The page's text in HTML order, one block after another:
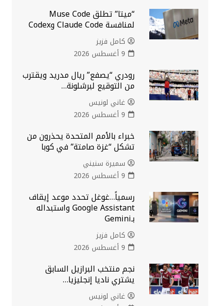
“ميتا” تطلق Muse Code
لمنافسة Claude Code وCodex
كامل فزيز
9 أغسطس 2026
رودري “يصفع” ريال مدريد ويقترب
من التوقيع لبرشلونة…
غاني لونيس
9 أغسطس 2026
خبراء بالأمم المتحدة يحذرون من
تشكل “غزة صامتة” في كوبا
سميرة سنيني
9 أغسطس 2026
رسمياً…غوغل تحدد موعد إيقاف
Google Assistant واستبداله
بـGemini
كامل فزيز
9 أغسطس 2026
نجم منتخب البرازيل السابق
يشتري ناديا إنجليزيا…
غاني لونيس